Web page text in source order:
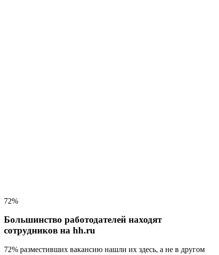
72%
Большинство работодателей находят
сотрудников на hh.ru
72% разместивших вакансию нашли их здесь, а не в другом